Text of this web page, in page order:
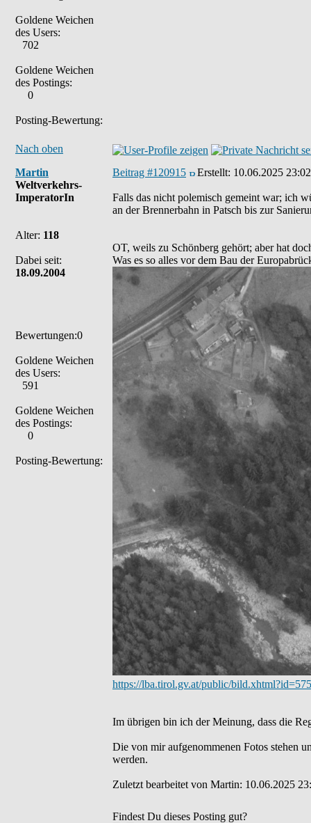
Goldene Weichen
des Users:
702
Goldene Weichen
des Postings:
0
Posting-Bewertung:
Nach oben
Martin
Weltverkehrs-
ImperatorIn
Alter: 118
Dabei seit:
18.09.2004
Bewertungen:0
Goldene Weichen
des Users:
591
Goldene Weichen
des Postings:
0
Posting-Bewertung:
Beitrag #120915 Erstellt: 10.06.2025 23:02
Falls das nicht polemisch gemeint war; ich
an der Brennerbahn in Patsch bis zur
OT, weils zu Schönberg gehört; aber hat
Was es so alles vor dem Bau der
https://lba.tirol.gv.at/public/
Im übrigen bin ich der Meinung, dass die
Die von mir aufgenommenen Fotos stehen
werden.
Zuletzt bearbeitet von Martin: 10.06.2025
Findest Du dieses Posting gut?